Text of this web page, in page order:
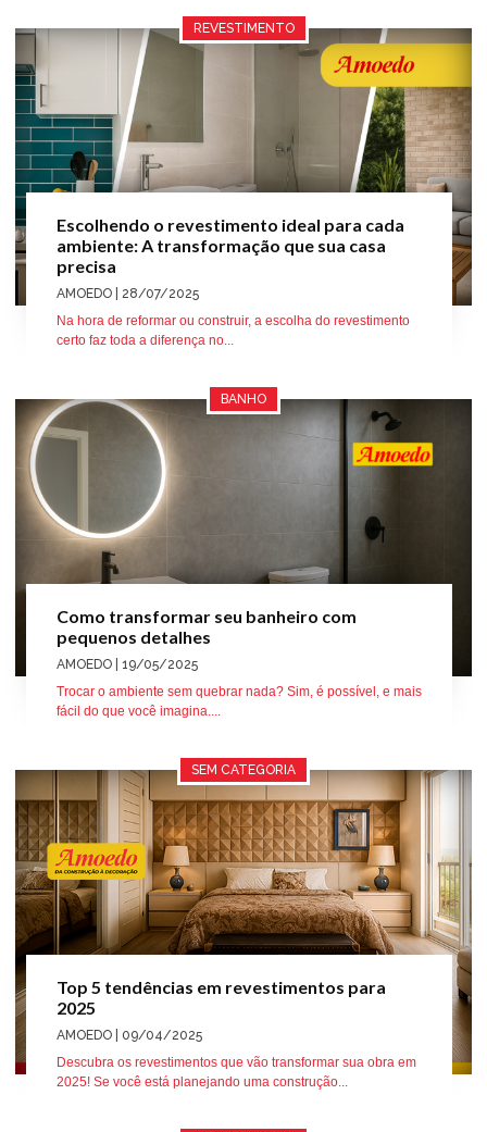
REVESTIMENTO
Escolhendo o revestimento ideal para cada
ambiente: A transformação que sua casa
precisa
AMOEDO | 28/07/2025
Na hora de reformar ou construir, a escolha do revestimento
certo faz toda a diferença no...
BANHO
Como transformar seu banheiro com
pequenos detalhes
AMOEDO | 19/05/2025
Trocar o ambiente sem quebrar nada? Sim, é possível, e mais
fácil do que você imagina....
SEM CATEGORIA
Top 5 tendências em revestimentos para
2025
AMOEDO | 09/04/2025
Descubra os revestimentos que vão transformar sua obra em
2025! Se você está planejando uma construção...